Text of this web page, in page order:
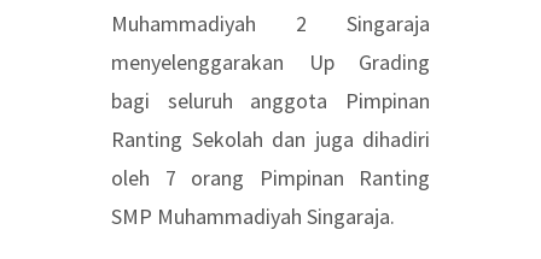
Muhammadiyah 2 Singaraja
menyelenggarakan Up Grading
bagi seluruh anggota Pimpinan
Ranting Sekolah dan juga dihadiri
oleh 7 orang Pimpinan Ranting
SMP Muhammadiyah Singaraja.